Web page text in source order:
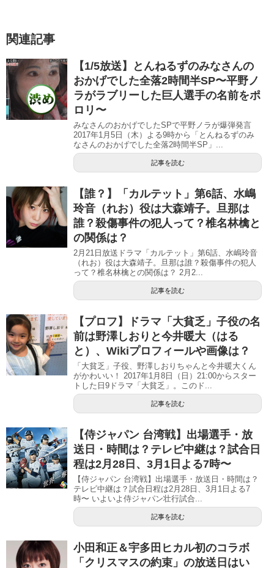
す
)
関連記事
【1/5放送】とんねるずのみなさんの
おかげでした全落2時間半SP〜平野ノ
ラがラブリーした巨人選手の名前をポ
ロリ〜
みなさんのおかげでしたSPで平野ノラが爆弾発言
2017年1月5日（木）よる9時から「とんねるずのみ
なさんのおかげでした全落2時間半SP」...
記事を読む
【誰？】「カルテット」第6話、水嶋
玲音（れお）役は大森靖子。旦那は
誰？殺傷事件の犯人って？椎名林檎と
の関係は？
2月21日放送ドラマ「カルテット」第6話、水嶋玲音
（れお）役は大森靖子。旦那は誰？殺傷事件の犯人
って？椎名林檎との関係は？ 2月2...
記事を読む
【プロフ】ドラマ「大貧乏」子役の名
前は野澤しおりと今井暖大（はる
と）、Wikiプロフィールや画像は？
「大貧乏」子役、野澤しおりちゃんと今井暖大くん
がかわいい！ 2017年1月8日（日）21:00からスター
トした日9ドラマ「大貧乏」。このド...
記事を読む
【侍ジャパン 台湾戦】出場選手・放
送日・時間は？テレビ中継は？試合日
程は2月28日、3月1日よる7時〜
【侍ジャパン 台湾戦】出場選手・放送日・時間は？
テレビ中継は？試合日程は2月28日、3月1日よる7
時〜 いよいよ侍ジャパン壮行試合...
記事を読む
小田和正＆宇多田ヒカル初のコラボ
「クリスマスの約束」の放送日はい